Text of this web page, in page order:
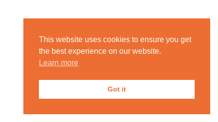
This website uses cookies to ensure you get
the best experience on our website.
Learn more
Got it